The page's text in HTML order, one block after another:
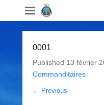
0001
Published 13 février
Commanditaires
← Previous